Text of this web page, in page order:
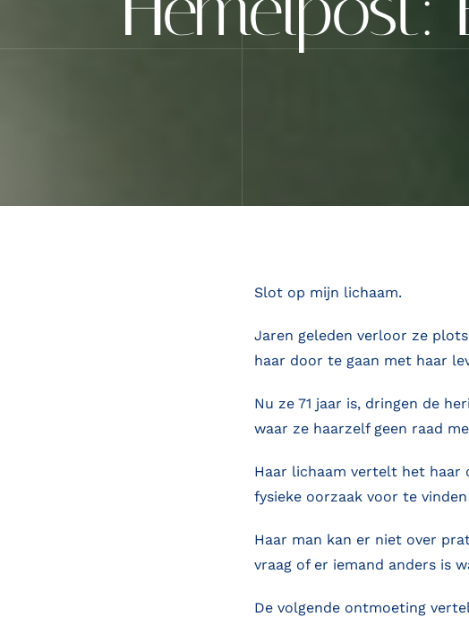
Slot op mijn lichaam.
Jaren geleden verloor ze
haar door te gaan met haar
Nu ze 71 jaar is, dringen de
waar ze haarzelf geen raad
Haar lichaam vertelt het haar
fysieke oorzaak voor te vinden
Haar man kan er niet over
vraag of er iemand anders is
De volgende ontmoeting